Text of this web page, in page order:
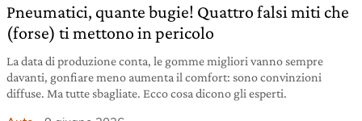
Pneumatici, quante bugie! Quattro falsi miti che
(forse) ti mettono in pericolo
La data di produzione conta, le gomme migliori vanno sempre
davanti, gonfiare meno aumenta il comfort: sono convinzioni
diffuse. Ma tutte sbagliate. Ecco cosa dicono gli esperti.